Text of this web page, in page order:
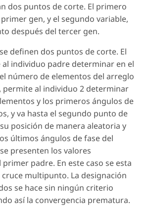
dos puntos de corte. El primero
gen, y el segundo variable,
después del tercer gen.
definen dos puntos de corte. El
individuo padre determinar en el
número de elementos del arreglo
permite al individuo 2 determinar
y los primeros ángulos de
y va hasta el segundo punto de
posición de manera aleatoria y
últimos ángulos de fase del
presenten los valores
padre. En este caso se esta
multipunto. La designación
se hace sin ningún criterio
así la convergencia prematura.